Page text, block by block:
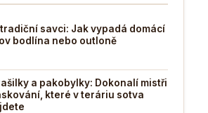
savci: Jak vypadá domácí
bodlína nebo outloně
a pakobylky: Dokonalí mistři
které v teráriu sotva